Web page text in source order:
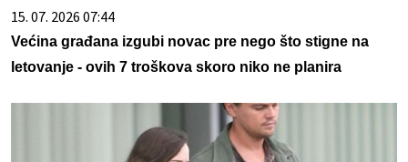
15. 07. 2026 07:44
Većina građana izgubi novac pre nego što stigne na
letovanje - ovih 7 troškova skoro niko ne planira